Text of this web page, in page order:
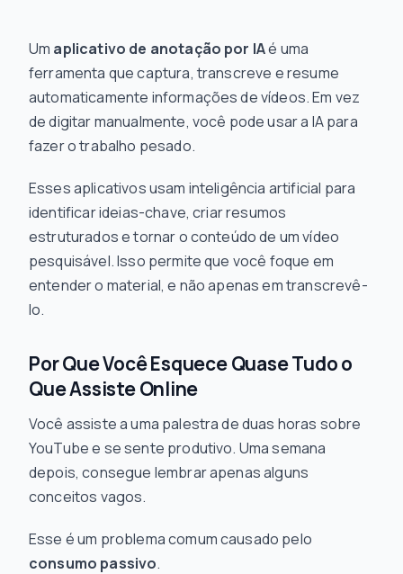
Um aplicativo de anotação por IAé uma
ferramenta que captura, transcreve e resume
automaticamente informações de vídeos. Em vez
de digitar manualmente, você pode usar a IA para
fazer o trabalho pesado.
Esses aplicativos usam inteligência artificial para
identificar ideias-chave, criar resumos
estruturados e tornar o conteúdo de um vídeo
pesquisável. Isso permite que você foque em
entender o material, e não apenas em transcrevê-
lo.
Por Que Você Esquece Quase Tudo o
Que Assiste Online
Você assiste a uma palestra de duas horas sobre
YouTube e se sente produtivo. Uma semana
depois, consegue lembrar apenas alguns
conceitos vagos.
Esse é um problema comum causado pelo
consumo passivo.